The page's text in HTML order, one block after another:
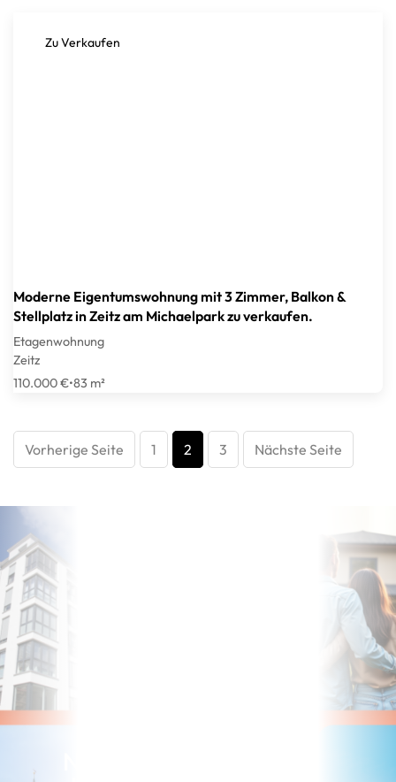
Zu Verkaufen
Moderne Eigentumswohnung mit 3 Zimmer, Balkon &
Stellplatz in Zeitz am Michaelpark zu verkaufen.
Etagenwohnung
Zeitz
110.000 €•83 m²
Vorherige Seite 1 2 3 Nächste Seite